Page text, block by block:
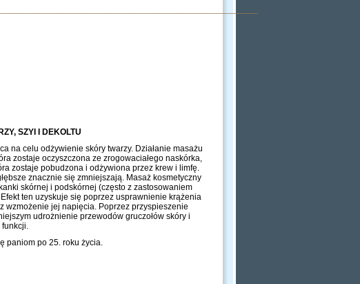
SZYI I DEKOLTU
na celu odżywienie skóry twarzy. Działanie masażu
zostaje oczyszczona ze zrogowaciałego naskórka,
zostaje pobudzona i odżywiona przez krew i limfę.
znacznie się zmniejszają. Masaż kosmetyczny
skórnej i podskórnej (często z zastosowaniem
ten uzyskuje się poprzez usprawnienie krążenia
wzmożenie jej napięcia. Poprzez przyspieszenie
udrożnienie przewodów gruczołów skóry i
paniom po 25. roku życia.